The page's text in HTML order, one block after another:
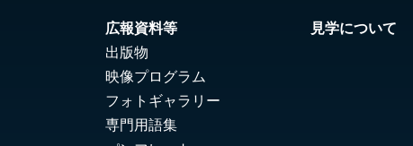
広報資料等
出版物
映像プログラム
フォトギャラリー
専門用語集
見学について